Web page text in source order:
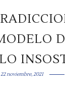
22 noviembre, 2021